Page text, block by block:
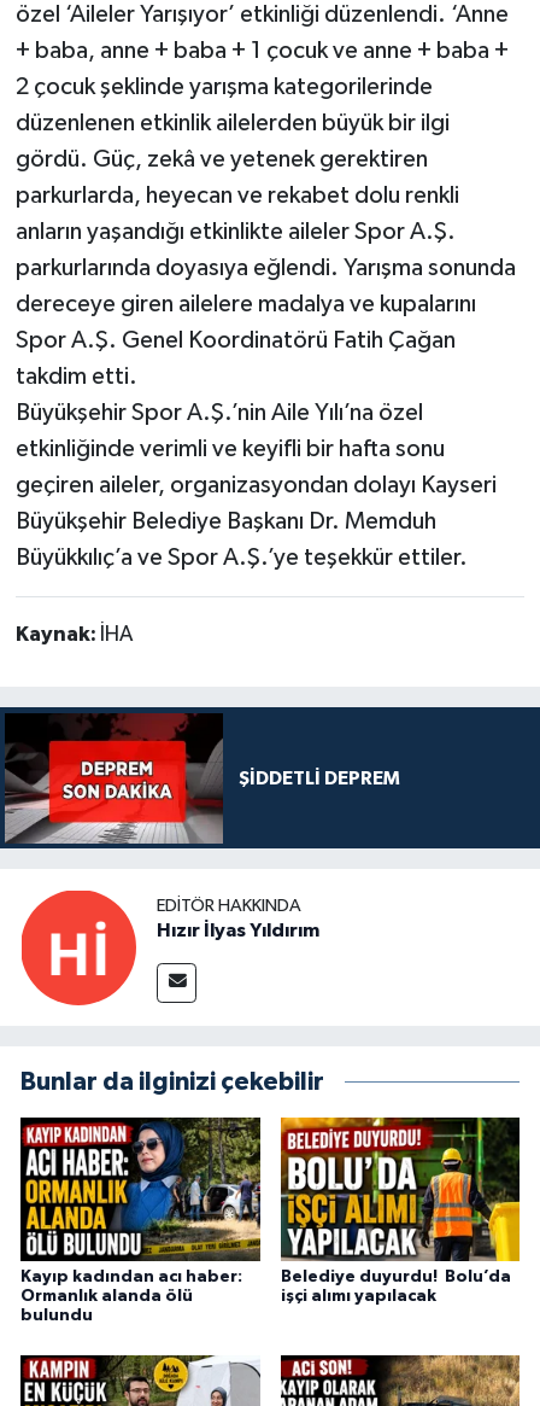
özel ‘Aileler Yarışıyor’ etkinliği düzenlendi. ‘Anne
+ baba, anne + baba + 1 çocuk ve anne + baba +
2 çocuk şeklinde yarışma kategorilerinde
düzenlenen etkinlik ailelerden büyük bir ilgi
gördü. Güç, zekâ ve yetenek gerektiren
parkurlarda, heyecan ve rekabet dolu renkli
anların yaşandığı etkinlikte aileler Spor A.Ş.
parkurlarında doyasıya eğlendi. Yarışma sonunda
dereceye giren ailelere madalya ve kupalarını
Spor A.Ş. Genel Koordinatörü Fatih Çağan
takdim etti.
Büyükşehir Spor A.Ş.’nin Aile Yılı’na özel
etkinliğinde verimli ve keyifli bir hafta sonu
geçiren aileler, organizasyondan dolayı Kayseri
Büyükşehir Belediye Başkanı Dr. Memduh
Büyükkılıç’a ve Spor A.Ş.’ye teşekkür ettiler.
Kaynak: İHA
ŞİDDETLİ DEPREM
EDITÖR HAKKINDA
Hızır İlyas Yıldırım
Bunlar da ilginizi çekebilir
Kayıp kadından acı haber:
Ormanlık alanda ölü
bulundu
Belediye duyurdu! Bolu’da
işçi alımı yapılacak